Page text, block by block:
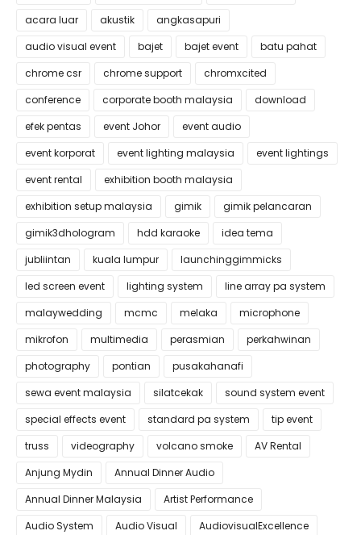
acara luar
akustik
angkasapuri
audio visual event
bajet bajet event
batu pahat
chrome csr
chrome support
chromxcited
conference
corporate booth malaysia
download
efek pentas
event Johor
event audio
event korporat
event lighting malaysia
event lightings
event rental
exhibition booth malaysia
exhibition setup malaysia
gimik
gimik pelancaran
gimik3dhologram
hdd karaoke
idea tema
jubliintan
kuala lumpur
launchinggimmicks
led screen event
lighting system
line array pa system
malaywedding
mcmc melaka
microphone
mikrofon
multimedia perasmian
perkahwinan
photography
pontian
pusakahanafi
sewa event malaysia
silatcekak
sound system event
special effects event
standard pa system
tip event
truss
videography volcano smoke
AV Rental
Anjung Mydin
Annual Dinner Audio
Annual Dinner Malaysia
Artist Performance
Audio System
Audio Visual
AudiovisualExcellence